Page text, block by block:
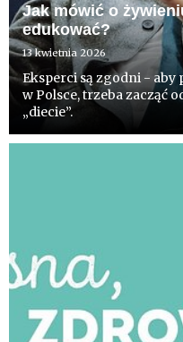
Jak mówić o
edukować?
13 kwietnia 2026
Eksperci są zgodni - aby
w Polsce, trzeba zacząć
„diecie”.